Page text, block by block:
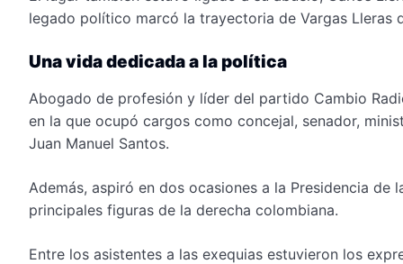
legado político marcó la trayectoria de Vargas Lleras
Una vida dedicada a la política
Abogado de profesión y líder del partido Cambio
en la que ocupó cargos como concejal, senador,
Juan Manuel Santos.
Además, aspiró en dos ocasiones a la Presidencia
principales figuras de la derecha colombiana.
Entre los asistentes a las exequias estuvieron los